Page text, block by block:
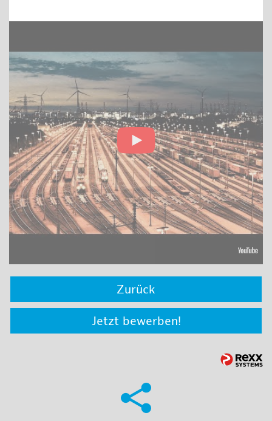
Zurück
Jetzt bewerben!